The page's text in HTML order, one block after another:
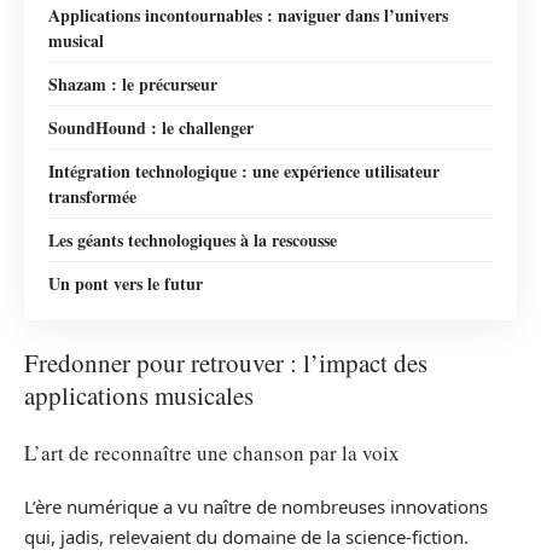
Applications incontournables : naviguer dans l’univers
musical
Shazam : le précurseur
SoundHound : le challenger
Intégration technologique : une expérience utilisateur
transformée
Les géants technologiques à la rescousse
Un pont vers le futur
Fredonner pour retrouver : l’impact des
applications musicales
L’art de reconnaître une chanson par la voix
L’ère numérique a vu naître de nombreuses innovations
qui, jadis, relevaient du domaine de la science-fiction.